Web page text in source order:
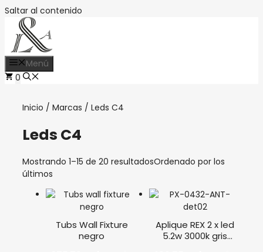
Saltar al contenido
Menú
0
Inicio / Marcas / Leds C4
Leds C4
Mostrando 1–15 de 20 resultadosOrdenado por los
últimos
Tubs Wall Fixture
negro
Aplique REX 2 x led
5.2w 3000k gris